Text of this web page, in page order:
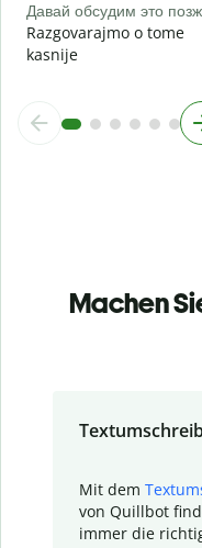
Давай обсудим это
Razgovarajmo o tome
kasnije
Machen
Mit dem
von Quillbot
immer die